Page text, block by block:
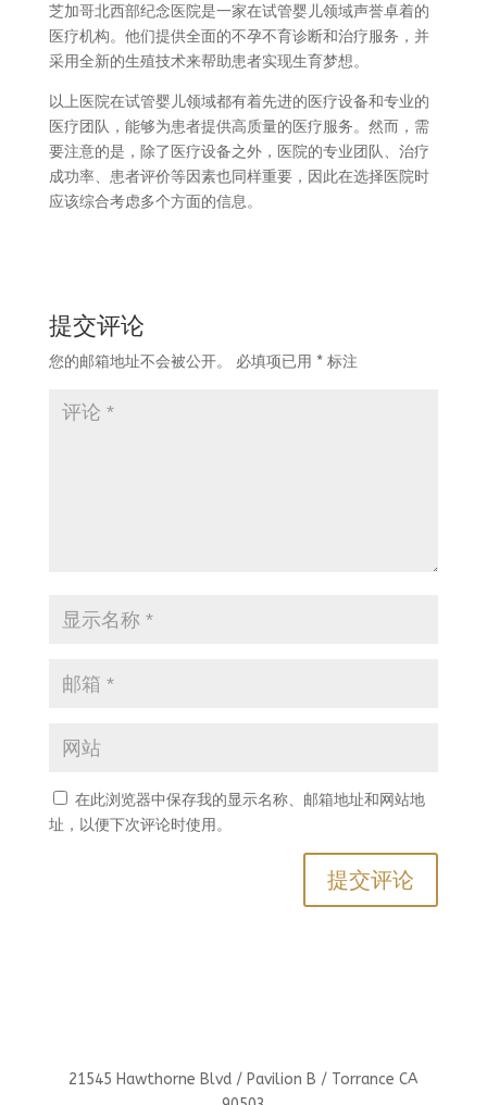
芝加哥北西部纪念医院是一家在试管婴儿领域声誉卓着的
医疗机构。他们提供全面的不孕不育诊断和治疗服务，并
采用全新的生殖技术来帮助患者实现生育梦想。
以上医院在试管婴儿领域都有着先进的医疗设备和专业的
医疗团队，能够为患者提供高质量的医疗服务。然而，需
要注意的是，除了医疗设备之外，医院的专业团队、治疗
成功率、患者评价等因素也同样重要，因此在选择医院时
应该综合考虑多个方面的信息。
提交评论
您的邮箱地址不会被公开。 必填项已用 *标注
在此浏览器中保存我的显示名称、邮箱地址和网站地
址，以便下次评论时使用。
21545 Hawthorne Blvd / Pavilion B / Torrance CA